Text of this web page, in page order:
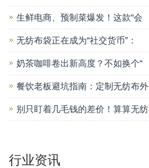
生鲜电商、预制菜爆发！这款“会
无纺布袋正在成为“社交货币”：
奶茶咖啡卷出新高度？不如换个“
餐饮老板避坑指南：定制无纺布外
别只盯着几毛钱的差价！算算无纺
行业资讯